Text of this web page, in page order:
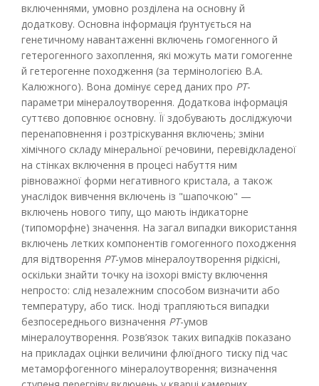
включеннями, умовно розділена на основну й
додаткову. Основна інформація ґрунтується на
генетичному навантаженні включень гомогенного й
гетерогенного захоплення, які можуть мати гомогенне
й гетерогенне походження (за термінологією В.А.
Калюжного). Вона домінує серед даних про РТ-
параметри мінералоутворення. Додаткова інформація
суттєво доповнює основну. Її здобувають досліджуючи
перенаповнення і розтріскування включень; зміни
хімічного складу мінеральної речовини, перевідкладеної
на стінках включення в процесі набуття ним
рівноважної форми негативного кристала, а також
унаслідок вивчення включень із "шапочкою" —
включень нового типу, що мають індикаторне
(типоморфне) значення. На загал випадки використання
включень летких компонентів гомогенного походження
для відтворення РТ-умов мінералоутворення рідкісні,
оскільки знайти точку на ізохорі вмісту включення
непросто: слід незалежним способом визначити або
температуру, або тиск. Іноді трапляються випадки
безпосереднього визначення РТ-умов
мінералоутворення. Розв’язок таких випадків показано
на прикладах оцінки величини флюїдного тиску під час
метаморфогенного мінералоутворення; визначення